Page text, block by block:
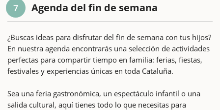
7 Agenda del fin de semana
¿Buscas ideas para disfrutar del fin de semana con tus hijos?
En nuestra agenda encontrarás una selección de actividades
perfectas para compartir tiempo en familia: ferias, fiestas,
festivales y experiencias únicas en toda Cataluña.
Sea una feria gastronómica, un espectáculo infantil o una
salida cultural, aquí tienes todo lo que necesitas para